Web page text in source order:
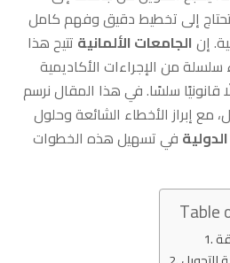
إلى تخطيط دقيق وفهم كامل
إن الجامعات الألمانية تتيح هذا
سلسلة من الإجراءات الأكاديمية
قانونيًا سلسًا. في هذا المقال نرسم
مع إبراز الأخطاء الشائعة وحلول
في تسهيل هذه الخطوات
Table